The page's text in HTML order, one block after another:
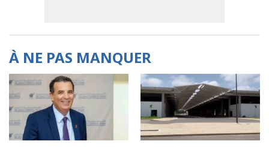
À NE PAS MANQUER